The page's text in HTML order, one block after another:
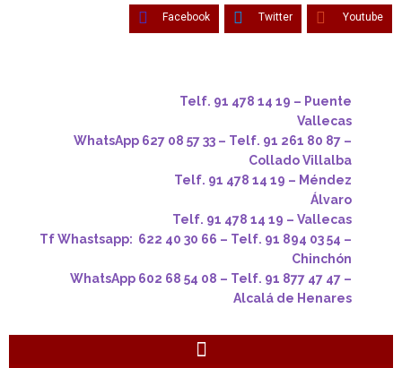
Facebook Twitter Youtube
Telf. 91 478 14 19 – Puente
Vallecas
WhatsApp 627 08 57 33 – Telf. 91 261 80 87 –
Collado Villalba
Telf. 91 478 14 19 – Méndez
Álvaro
Telf. 91 478 14 19 – Vallecas
Tf Whastsapp: 622 40 30 66 – Telf. 91 894 03 54 –
Chinchón
WhatsApp 602 68 54 08 – Telf. 91 877 47 47 –
Alcalá de Henares